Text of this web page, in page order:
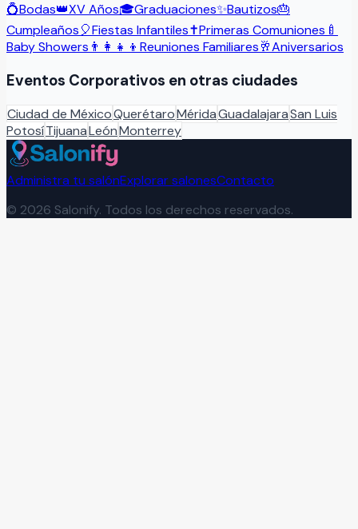
💍Bodas👑XV Años🎓Graduaciones✨Bautizos🎂
Cumpleaños🎈Fiestas Infantiles✝️Primeras Comuniones 🍼
Baby Showers 👨‍👩‍👧‍👦 Reuniones Familiares🥂Aniversarios
Eventos Corporativos en otras ciudades
Ciudad de MéxicoQuerétaroMéridaGuadalajaraSan Luis
PotosíTijuanaLeónMonterrey
Administra tu salónExplorar salonesContacto
© 2026 Salonify. Todos los derechos reservados.